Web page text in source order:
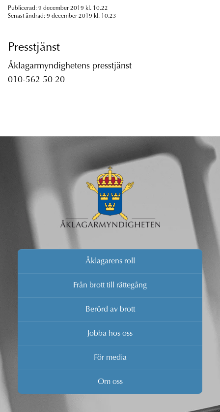
Publicerad: 9 december 2019 kl. 10.22
Senast ändrad: 9 december 2019 kl. 10.23
Presstjänst
Åklagarmyndighetens presstjänst
010-562 50 20
Åklagarens roll
Från brott till rättegång
Berörd av brott
Jobba hos oss
För media
Om oss